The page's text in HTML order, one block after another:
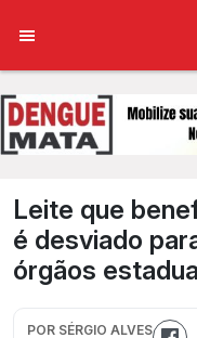
Leite que
é desviado
órgãos
POR SÉRGIO ALVES